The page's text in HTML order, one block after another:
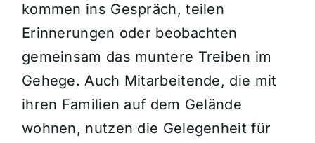
kommen ins Gespräch, teilen
Erinnerungen oder beobachten
gemeinsam das muntere Treiben im
Gehege. Auch Mitarbeitende, die mit
ihren Familien auf dem Gelände
wohnen, nutzen die Gelegenheit für